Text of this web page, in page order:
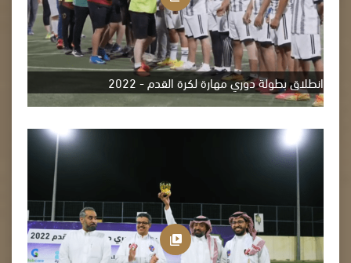
انطلاق بطولة دوري مهارة لكرة القدم - 2022